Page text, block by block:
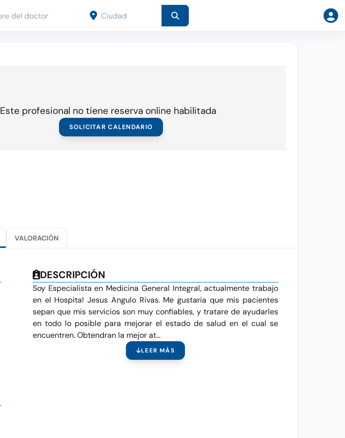
Este profesional no tiene reserva online habilitada
SOLICITAR CALENDARIO
VALORACIÓN
DESCRIPCIÓN
Soy Especialista en Medicina General Integral, actualmente trabajo
en el Hospita! Jesus Angulo Rivas. Me gustaria que mis pacientes
sepan que mis servicios son muy confiables, y tratare de ayudarles
en todo lo posible para mejorar el estado de salud en el cual se
encuentren. Obtendran la mejor at...
LEER MÁS